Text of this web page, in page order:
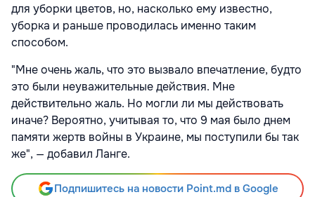
для уборки цветов, но, насколько ему известно,
уборка и раньше проводилась именно таким
способом.
"Мне очень жаль, что это вызвало впечатление, будто
это были неуважительные действия. Мне
действительно жаль. Но могли ли мы действовать
иначе? Вероятно, учитывая то, что 9 мая было днем
памяти жертв войны в Украине, мы поступили бы так
же", — добавил Ланге.
Подпишитесь на новости Point.md в Google